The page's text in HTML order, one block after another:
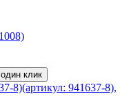
клик